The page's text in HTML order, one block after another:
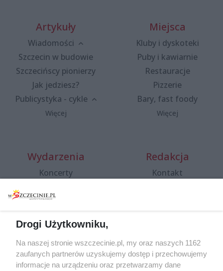
Artykuły
Wiadomości
Szczecin w budowie
Szczecińscy pionierzy
Jak jedziesz?
Publicystyka - cykle
Więcej
Miejsca
Kluby i dyskoteki
Puby i kawiarnie
Restauracje
Pizzerie
Bary, fast foody
Więcej
Wydarzenia
Koncerty
Spacery i oprowadzania
targi
Wernisaże
Więcej
Redakcja
Kontakt
Specjalny koncert z okazji
20. urodzin portalu
wSzczecinie.pl
Drogi Użytkowniku,
Na naszej stronie wszczecinie.pl, my oraz naszych 1162
zaufanych partnerów uzyskujemy dostęp i przechowujemy
informacje na urządzeniu oraz przetwarzamy dane